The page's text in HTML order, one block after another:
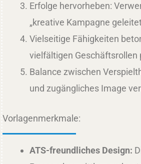
Erfolge hervorheben:
„kreative Kampagne
Vielseitige Fähigkeiten
vielfältigen Geschäftsrollen
Balance zwischen
und zugängliches Image
Vorlagenmerkmale:
ATS-freundliches Design: